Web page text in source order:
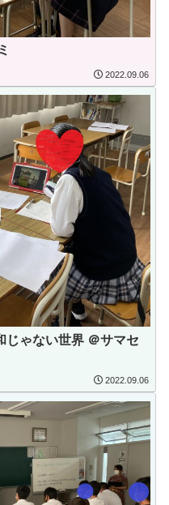
2022.09.06
じゃない世界 ＠サマセ
2022.09.06